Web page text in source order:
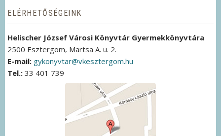
ELÉRHETŐSÉGEINK
Helischer József Városi Könyvtár Gyermekkönyvtára
2500 Esztergom, Martsa A. u. 2.
E-mail: gykonyvtar@vkesztergom.hu
Tel.: 33 401 739